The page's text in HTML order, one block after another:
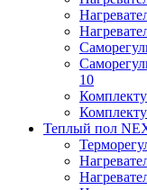
10
Теплый пол